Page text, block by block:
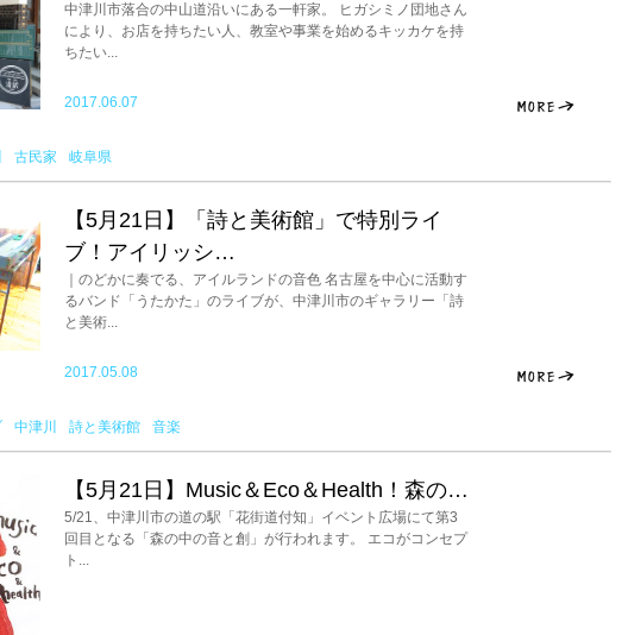
中津川市落合の中山道沿いにある一軒家。 ヒガシミノ団地さん
により、お店を持ちたい人、教室や事業を始めるキッカケを持
ちたい...
2017.06.07
古民家 岐阜県
【5月21日】「詩と美術館」で特別ライ
ブ！アイリッシ…
｜のどかに奏でる、アイルランドの音色 名古屋を中心に活動す
るバンド「うたかた」のライブが、中津川市のギャラリー「詩
と美術...
2017.05.08
中津川 詩と美術館 音楽
【5月21日】Music＆Eco＆Health！森の…
5/21、中津川市の道の駅「花街道付知」イベント広場にて第3
回目となる「森の中の音と創」が行われます。 エコがコンセプ
ト...